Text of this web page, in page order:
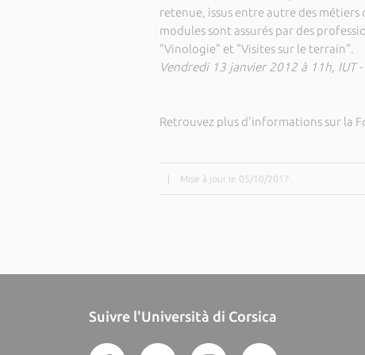
retenue, issus entre autre des
modules sont assurés par des
"Vinologie" et "Visites sur le terrain".
Vendredi 13 janvier 2012 à 11h, IUT
Retrouvez plus d'informations sur la
Mise à jour le 05/10/2017
Suivre l'Università di Corsica